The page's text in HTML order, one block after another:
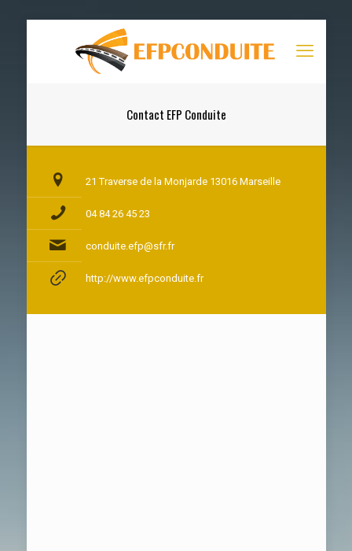
Contact EFP Conduite
21 Traverse de la Monjarde 13016 Marseille
04 84 26 45 23
conduite.efp@sfr.fr
http://www.efpconduite.fr